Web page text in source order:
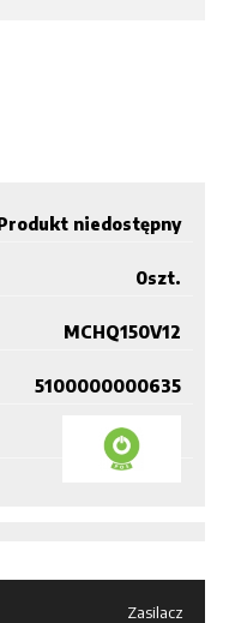
niedostępny
szt.
0
MCHQ150V12
5100000000635
Zasilacz